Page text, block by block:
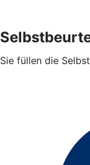
Sie füllen die